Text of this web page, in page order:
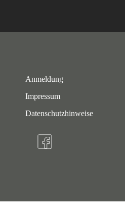
Anmeldung
Impressum
Datenschutzhinweise